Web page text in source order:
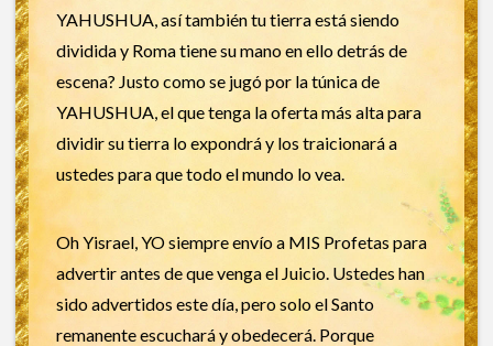
YAHUSHUA, así también tu tierra está siendo
dividida y Roma tiene su mano en ello detrás de
escena? Justo como se jugó por la túnica de
YAHUSHUA, el que tenga la oferta más alta para
dividir su tierra lo expondrá y los traicionará a
ustedes para que todo el mundo lo vea.
Oh Yisrael, YO siempre envío a MIS Profetas para
advertir antes de que venga el Juicio. Ustedes han
sido advertidos este día, pero solo el Santo
remanente escuchará y obedecerá. Porque